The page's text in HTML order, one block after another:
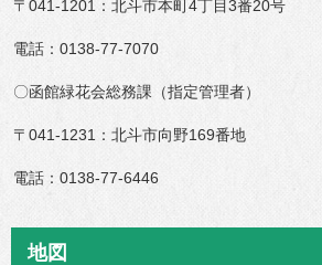
〒041-1201：北斗市本町4丁目3番20号
電話：0138-77-7070
〇函館緑花会総務課（指定管理者）
〒041-1231：北斗市向野169番地
電話：0138-77-6446
地図